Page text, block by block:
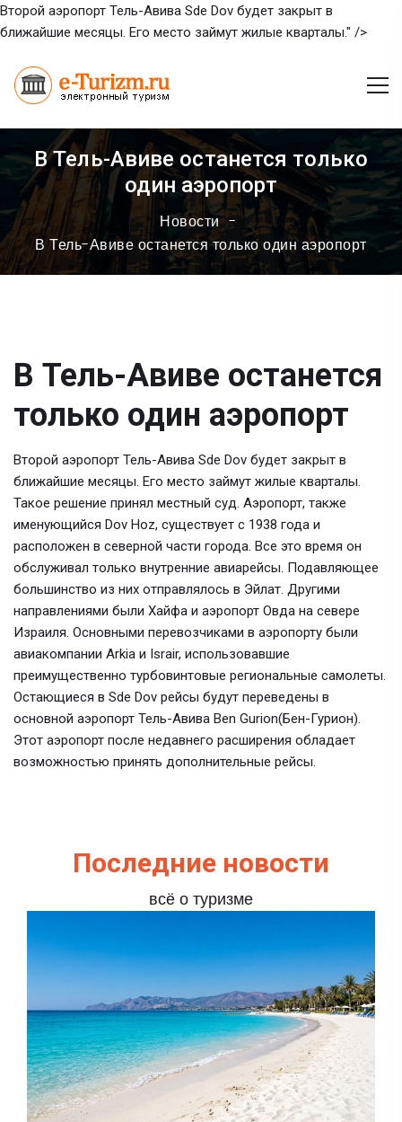
Второй аэропорт Тель-Авива Sde Dov будет закрыт в
ближайшие месяцы. Его место займут жилые кварталы." />
В Тель-Авиве останется только
один аэропорт
Новости
В Тель-Авиве останется только один аэропорт
В Тель-Авиве останется
только один аэропорт
Второй аэропорт Тель-Авива Sde Dov будет закрыт в
ближайшие месяцы. Его место займут жилые кварталы.
Такое решение принял местный суд. Аэропорт, также
именующийся Dov Hoz, существует с 1938 года и
расположен в северной части города. Все это время он
обслуживал только внутренние авиарейсы. Подавляющее
большинство из них отправлялось в Эйлат. Другими
направлениями были Хайфа и аэропорт Овда на севере
Израиля. Основными перевозчиками в аэропорту были
авиакомпании Arkia и Israir, использовавшие
преимущественно турбовинтовые региональные самолеты.
Остающиеся в Sde Dov рейсы будут переведены в
основной аэропорт Тель-Авива Ben Gurion(Бен-Гурион).
Этот аэропорт после недавнего расширения обладает
возможностью принять дополнительные рейсы.
Последние новости
всё о туризме